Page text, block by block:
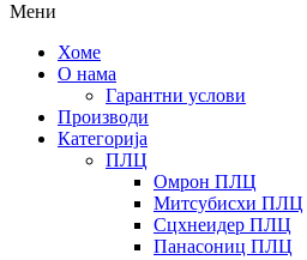
Мени
Хоме
О нама
Гарантни услови
Производи
Категорија
ПЛЦ
Омрон ПЛЦ
Митсубисхи ПЛЦ
Сцхнеидер ПЛЦ
Панасониц ПЛЦ